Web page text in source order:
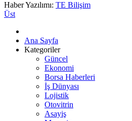
Haber Yazılımı: TE Bilişim
Üst
Ana Sayfa
Kategoriler
Güncel
Ekonomi
Borsa Haberleri
İş Dünyası
Lojistik
Otovitrin
Asayiş